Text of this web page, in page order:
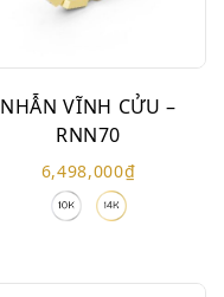
NHẪN VĨNH CỬU –
RNN70
6,498,000₫